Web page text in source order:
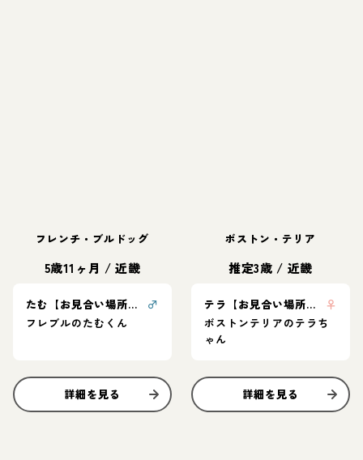
フレンチ・ブルドッグ
5歳11ヶ月 /近畿
たむ【お見合い場所：東京】
♂
フレブルのたむくん
詳細を見る
ボストン・テリア
推定3歳 / 近畿
テラ【お見合い場所：神奈川】
♀
ボストンテリアのテラち
ゃん
詳細を見る